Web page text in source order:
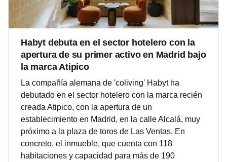
Habyt debuta en el sector hotelero con la
apertura de su primer activo en Madrid bajo
la marca Atipico
La compañía alemana de 'coliving' Habyt ha
debutado en el sector hotelero con la marca recién
creada Atipico, con la apertura de un
establecimiento en Madrid, en la calle Alcalá, muy
próximo a la plaza de toros de Las Ventas. En
concreto, el inmueble, que cuenta con 118
habitaciones y capacidad para más de 190